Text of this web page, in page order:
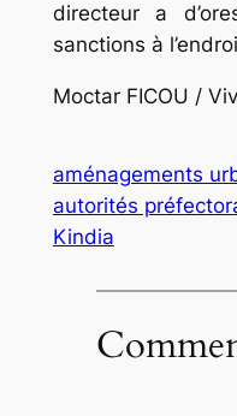
directeur a
sanctions à
Moctar FICOU /
aménagements
autorités
Kindia